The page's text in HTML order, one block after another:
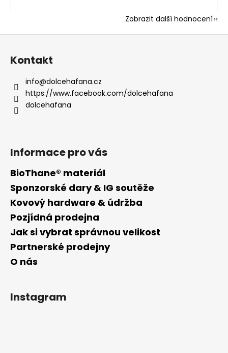
Zobrazit další hodnocení
Kontakt
info@dolcehafana.cz
https://www.facebook.com/dolcehafana
dolcehafana
Informace pro vás
BioThane® materiál
Sponzorské dary & IG soutěže
Kovový hardware & údržba
Pozjídná prodejna
Jak si vybrat správnou velikost
Partnerské prodejny
O nás
Instagram